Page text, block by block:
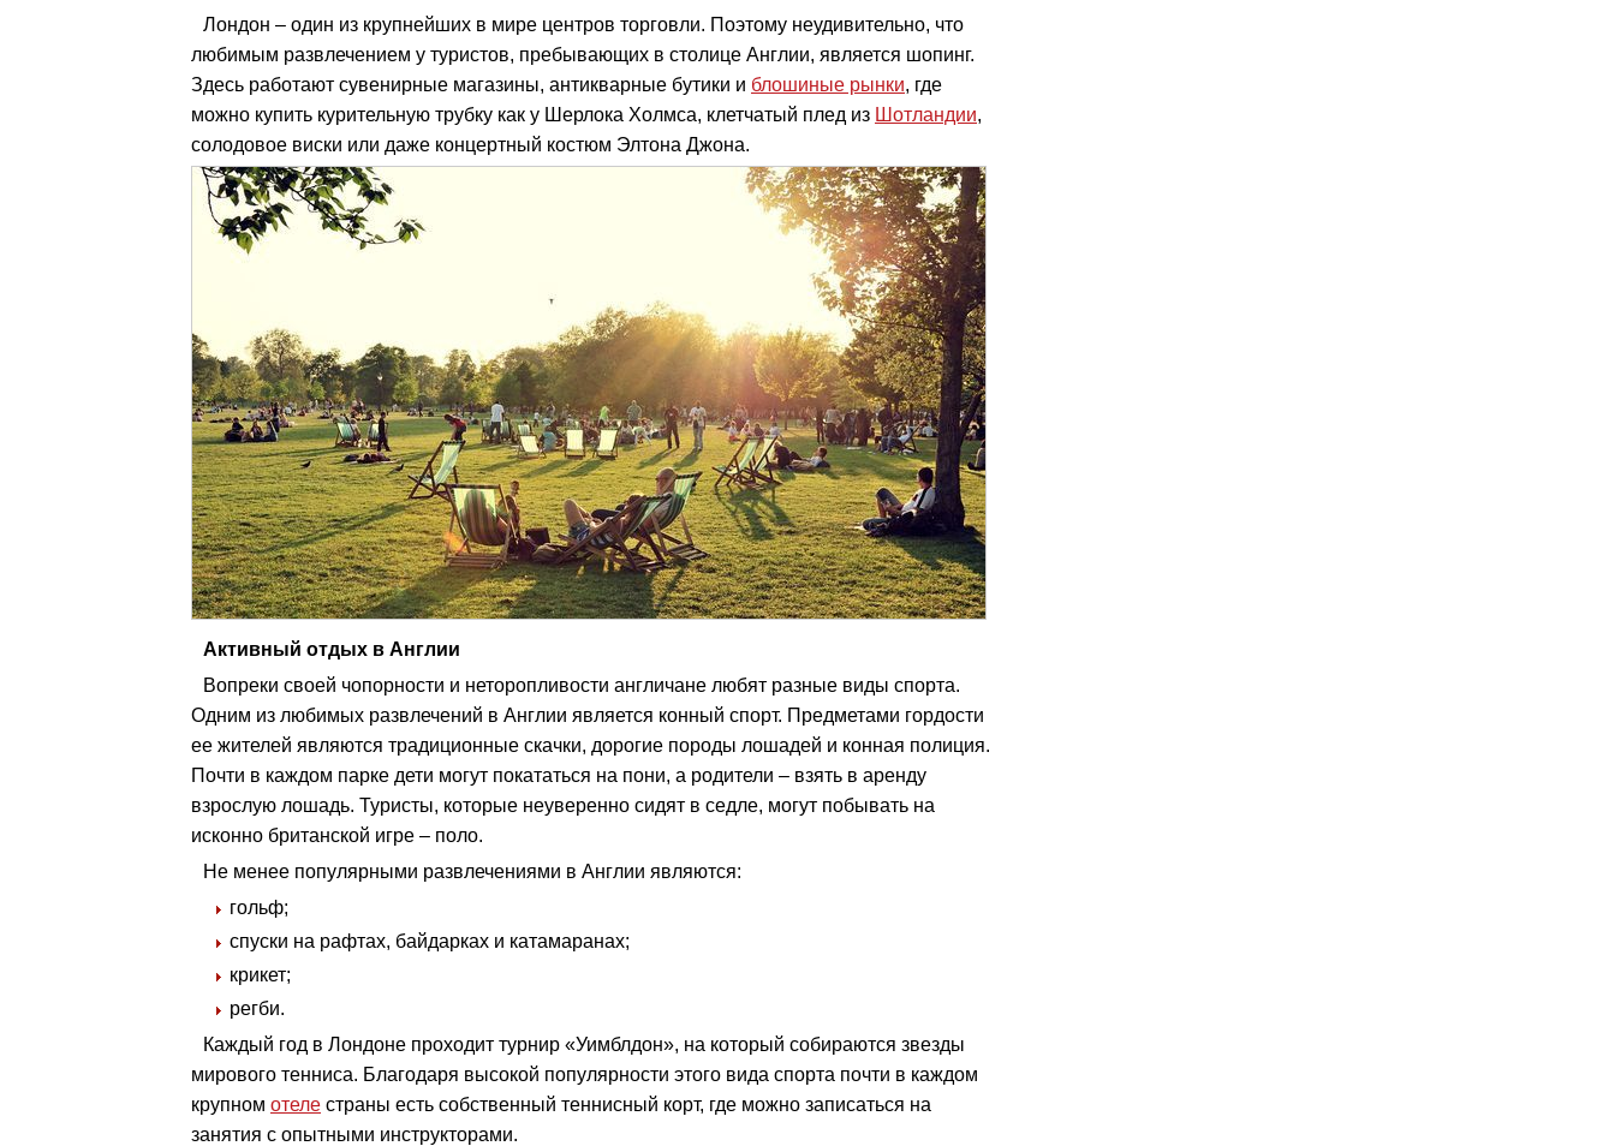
Лондон – один из крупнейших в мире центров торговли. Поэтому неудивительно, что
любимым развлечением у туристов, пребывающих в столице Англии, является шопинг.
Здесь работают сувенирные магазины, антикварные бутики и блошиные рынки, где
можно купить курительную трубку как у Шерлока Холмса, клетчатый плед из Шотландии,
солодовое виски или даже концертный костюм Элтона Джона.
Активный отдых в Англии
Вопреки своей чопорности и неторопливости англичане любят разные виды спорта.
Одним из любимых развлечений в Англии является конный спорт. Предметами гордости
ее жителей являются традиционные скачки, дорогие породы лошадей и конная полиция.
Почти в каждом парке дети могут покататься на пони, а родители – взять в аренду
взрослую лошадь. Туристы, которые неуверенно сидят в седле, могут побывать на
исконно британской игре – поло.
Не менее популярными развлечениями в Англии являются:
гольф;
спуски на рафтах, байдарках и катамаранах;
крикет;
регби.
Каждый год в Лондоне проходит турнир «Уимблдон», на который собираются звезды
мирового тенниса. Благодаря высокой популярности этого вида спорта почти в каждом
крупном отеле страны есть собственный теннисный корт, где можно записаться на
занятия с опытными инструкторами.